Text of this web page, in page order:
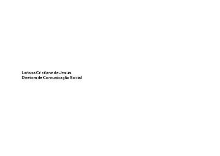
Larissa Cristiane de Jesus
Diretora de Comunicação Social